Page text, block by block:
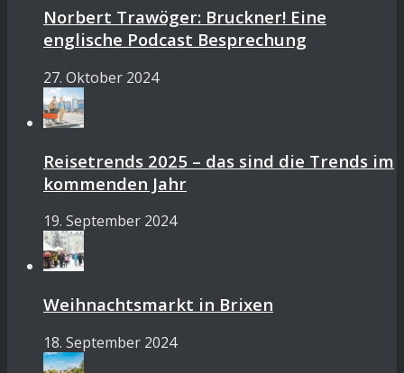
Norbert Trawöger: Bruckner! Eine
englische Podcast Besprechung
27. Oktober 2024
Reisetrends 2025 – das sind die Trends im
kommenden Jahr
19. September 2024
Weihnachtsmarkt in Brixen
18. September 2024